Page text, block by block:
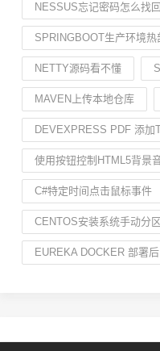
NESSUS忘记密码怎么找回
SPRINGBOOT生产环境热
NETTY源码看不懂
MAVEN上传本地仓库
DEVEXPRESS PDF 添加
使用按钮控制HTML5背景
C#特定时间点击鼠标事件
CENTOS安装系统手动分区
EUREKA DOCKER 部署